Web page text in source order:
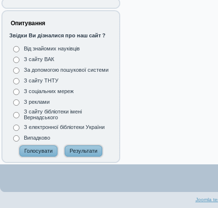
Опитування
Звідки Ви дізналися про наш сайт ?
Від знайомих науківців
З сайту ВАК
За допомогою пошукової системи
З сайту ТНТУ
З соціальних мереж
З реклами
З сайту бібліотеки імені
Вернадського
З електронної бібліотеки України
Випадково
Joomla